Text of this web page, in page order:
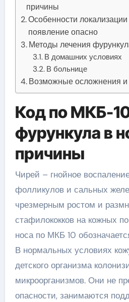
причины
Особенности
появление опасно
Методы лечения
В домашних условиях
В больнице
Возможные осложнения и
Код по МКБ-
фурункула в
причины
Чирей – гнойное
фолликулов и сальных
чрезмерным ростом и
стафилококков на кожных
носа по МКБ 10
В нормальных условиях
детского организма
микроорганизмов. Они не
опасности, занимаются